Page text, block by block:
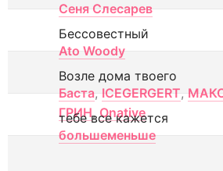
Сеня Слесарев
Бессовестный
Ato Woody
Возле дома твоего
Баста, ICEGERGERT,
ГРИН, Onative
тебе все кажется
большеменьше